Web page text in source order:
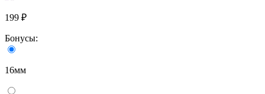
199 ₽
Бонусы:
16мм